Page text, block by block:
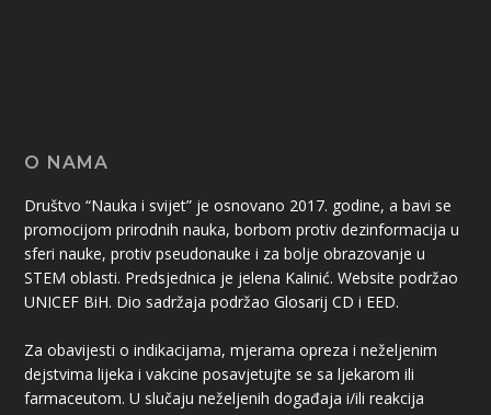
O NAMA
Društvo “Nauka i svijet” je osnovano 2017. godine, a bavi se
promocijom prirodnih nauka, borbom protiv dezinformacija u
sferi nauke, protiv pseudonauke i za bolje obrazovanje u
STEM oblasti. Predsjednica je jelena Kalinić. Website podržao
UNICEF BiH. Dio sadržaja podržao Glosarij CD i EED.
Za obavijesti o indikacijama, mjerama opreza i neželjenim
dejstvima lijeka i vakcine posavjetujte se sa ljekarom ili
farmaceutom. U slučaju neželjenih događaja i/ili reakcija